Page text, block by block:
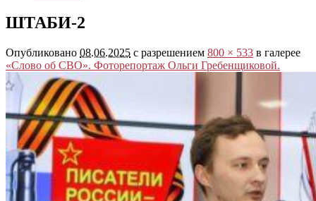
ШТАБИ-2
Опубликовано 08.06.2025 с разрешением 800 × 533 в галерее
«Слово об СВО». Фоторепортаж Ольги Гребенщиковой.